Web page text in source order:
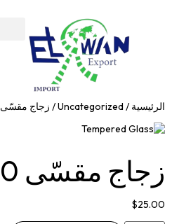
الرئيسية/
Uncategorized/ زجاج مقسّى 10 مم
زجاج مقسّى 10 مم
$25.00